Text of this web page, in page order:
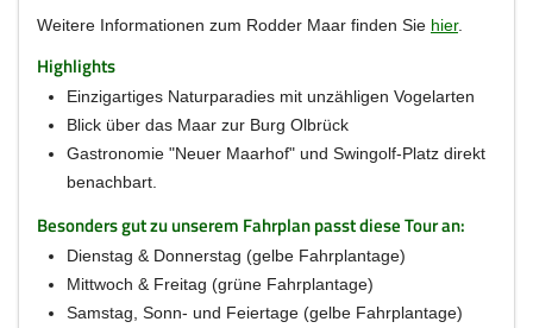
Weitere Informationen zum Rodder Maar finden Sie hier.
Highlights
Einzigartiges Naturparadies mit unzähligen Vogelarten
Blick über das Maar zur Burg Olbrück
Gastronomie "Neuer Maarhof" und Swingolf-Platz direkt
benachbart.
Besonders gut zu unserem Fahrplan passt diese Tour an:
Dienstag & Donnerstag (gelbe Fahrplantage)
Mittwoch & Freitag (grüne Fahrplantage)
Samstag, Sonn- und Feiertage (gelbe Fahrplantage)